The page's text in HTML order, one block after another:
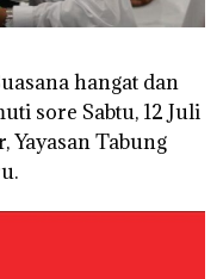
hangat dan
sore Sabtu, 12 Juli
Yayasan Tabung